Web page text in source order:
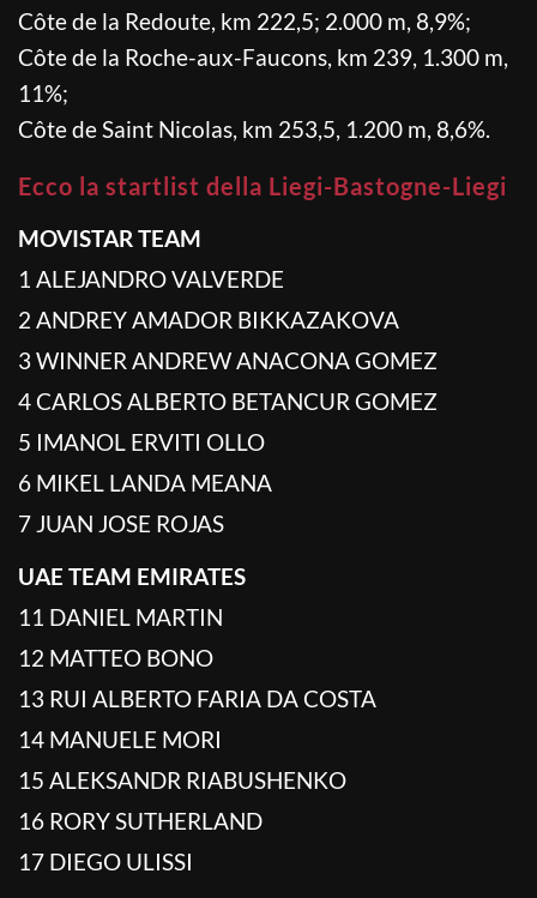
Côte de la Redoute, km 222,5; 2.000 m, 8,9%;
Côte de la Roche-aux-Faucons, km 239, 1.300 m,
11%;
Côte de Saint Nicolas, km 253,5, 1.200 m, 8,6%.
Ecco la startlist della Liegi-Bastogne-Liegi
MOVISTAR TEAM
1 ALEJANDRO VALVERDE
2 ANDREY AMADOR BIKKAZAKOVA
3 WINNER ANDREW ANACONA GOMEZ
4 CARLOS ALBERTO BETANCUR GOMEZ
5 IMANOL ERVITI OLLO
6 MIKEL LANDA MEANA
7 JUAN JOSE ROJAS
UAE TEAM EMIRATES
11 DANIEL MARTIN
12 MATTEO BONO
13 RUI ALBERTO FARIA DA COSTA
14 MANUELE MORI
15 ALEKSANDR RIABUSHENKO
16 RORY SUTHERLAND
17 DIEGO ULISSI